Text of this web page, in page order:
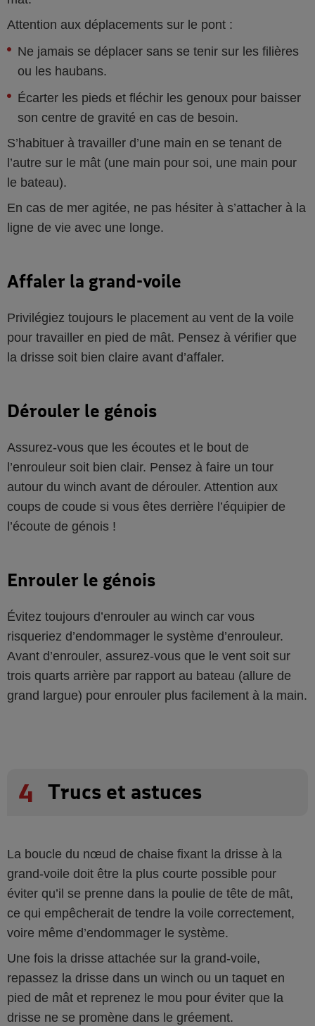
Attention aux déplacements sur le pont :
Ne jamais se déplacer sans se tenir sur les filières
ou les haubans.
Écarter les pieds et fléchir les genoux pour baisser
son centre de gravité en cas de besoin.
S’habituer à travailler d’une main en se tenant de
l’autre sur le mât (une main pour soi, une main pour
le bateau).
En cas de mer agitée, ne pas hésiter à s’attacher à la
ligne de vie avec une longe.
Affaler la grand-voile
Privilégiez toujours le placement au vent de la voile
pour travailler en pied de mât. Pensez à vérifier que
la drisse soit bien claire avant d’affaler.
Dérouler le génois
Assurez-vous que les écoutes et le bout de
l’enrouleur soit bien clair. Pensez à faire un tour
autour du winch avant de dérouler. Attention aux
coups de coude si vous êtes derrière l’équipier de
l’écoute de génois !
Enrouler le génois
Évitez toujours d’enrouler au winch car vous
risqueriez d’endommager le système d’enrouleur.
Avant d’enrouler, assurez-vous que le vent soit sur
trois quarts arrière par rapport au bateau (allure de
grand largue) pour enrouler plus facilement à la main.
4 Trucs et astuces
La boucle du nœud de chaise fixant la drisse à la
grand-voile doit être la plus courte possible pour
éviter qu’il se prenne dans la poulie de tête de mât,
ce qui empêcherait de tendre la voile correctement,
voire même d’endommager le système.
Une fois la drisse attachée sur la grand-voile,
repassez la drisse dans un winch ou un taquet en
pied de mât et reprenez le mou pour éviter que la
drisse ne se promène dans le gréement.